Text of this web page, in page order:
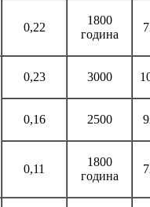
0,22
1800
година
0,23 3000
0,16 2500
0,11
1800
година